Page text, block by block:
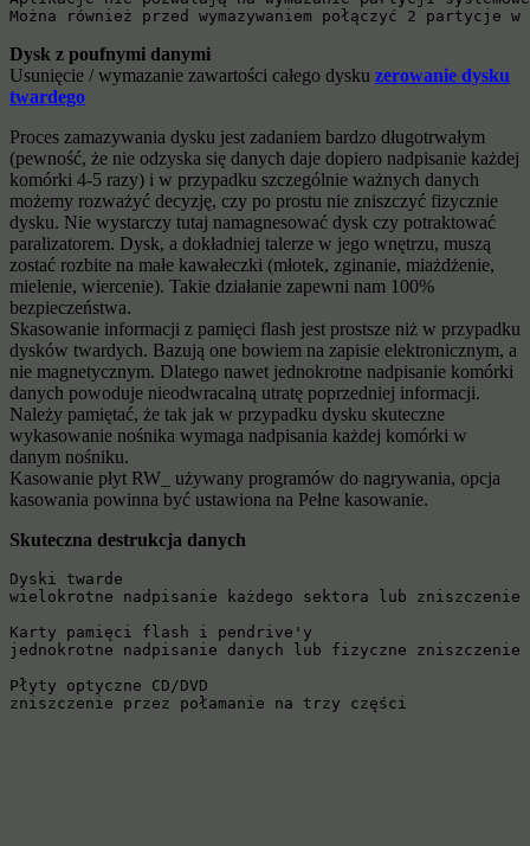
Można również przed wymazywaniem połączyć 2
Dysk z poufnymi danymi
Usunięcie / wymazanie zawartości całego dysku zerowanie dysku
twardego
Proces zamazywania dysku jest zadaniem bardzo długotrwałym
(pewność, że nie odzyska się danych daje dopiero nadpisanie każdej
komórki 4-5 razy) i w przypadku szczególnie ważnych danych
możemy rozważyć decyzję, czy po prostu nie zniszczyć fizycznie
dysku. Nie wystarczy tutaj namagnesować dysk czy potraktować
paralizatorem. Dysk, a dokładniej talerze w jego wnętrzu, muszą
zostać rozbite na małe kawałeczki (młotek, zginanie, miażdżenie,
mielenie, wiercenie). Takie działanie zapewni nam 100%
bezpieczeństwa.
Skasowanie informacji z pamięci flash jest prostsze niż w przypadku
dysków twardych. Bazują one bowiem na zapisie elektronicznym, a
nie magnetycznym. Dlatego nawet jednokrotne nadpisanie komórki
danych powoduje nieodwracalną utratę poprzedniej informacji.
Należy pamiętać, że tak jak w przypadku dysku skuteczne
wykasowanie nośnika wymaga nadpisania każdej komórki w
danym nośniku.
Kasowanie płyt RW_ używany programów do nagrywania, opcja
kasowania powinna być ustawiona na Pełne kasowanie.
Skuteczna destrukcja danych
Dyski twarde
wielokrotne nadpisanie każdego sektora lub
Karty pamięci flash i pendrive'y
jednokrotne nadpisanie danych lub fizyczne zniszczenie
Płyty optyczne CD/DVD
zniszczenie przez połamanie na trzy części